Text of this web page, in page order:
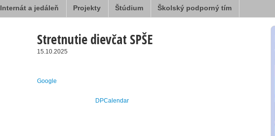
Internát a jedáleň Projekty Štúdium Školský podporný tím
Stretnutie dievčat SPŠE
15.10.2025
Google
DPCalendar